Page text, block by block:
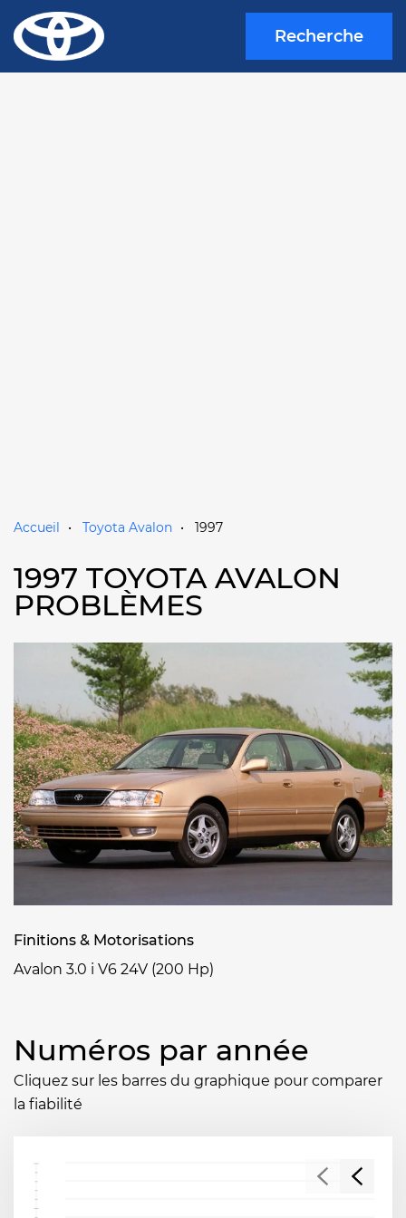
Recherche
Accueil Toyota Avalon 1997
1997 TOYOTA AVALON
PROBLÈMES
Finitions & Motorisations
Avalon 3.0 i V6 24V (200 Hp)
Numéros par année
Cliquez sur les barres du graphique pour comparer
la fiabilité